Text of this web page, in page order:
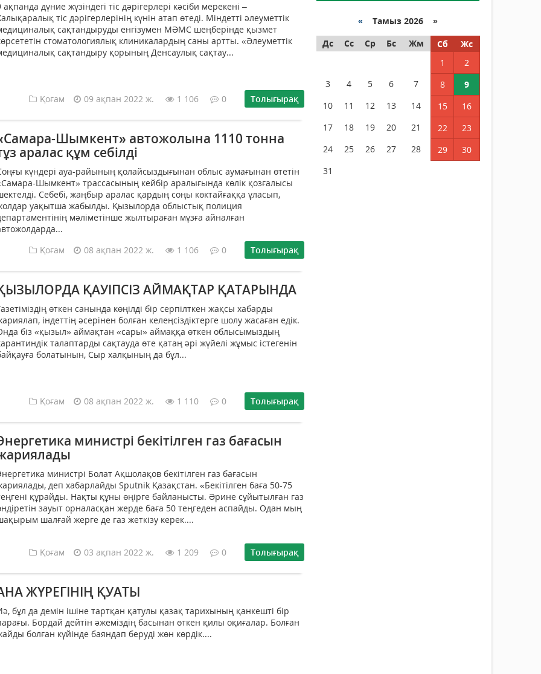
ақпанда дүние жүзіндегі тіс дәрігерлері кәсіби мерекені –
тіс дәрігерлерінің күнін атап өтеді. Міндетті әлеуметтік
сақтандыруды енгізумен МӘМС шеңберінде қызмет
стоматологиялық клиникалардың саны артты. «Әлеуметтік
сақтандыру қорының Денсаулық сақтау...
Қоғам 09 ақпан 2022 ж. 1 106 0 Толығырақ
Шымкент» автожолына 1110 тонна
аралас құм себілді
күндері ауа-райының қолайсыздығынан облыс аумағынан өтетін
Шымкент» трассасының кейбір аралығында көлік қозғалысы
Себебі, жаңбыр аралас қардың соңы көктайғаққа ұласып,
уақытша жабылды. Қызылорда облыстық полиция
мәліметінше жылтыраған мұзға айналған
Қоғам
08 ақпан 2022 ж. 1 106 0 Толығырақ
ҚАУІПСІЗ АЙМАҚТАР ҚАТАРЫНДА
өткен санында көңілді бір серпілткен жақсы хабарды
індеттің әсерінен болған келеңсіздіктерге шолу жасаған едік.
біз «қызыл» аймақтан «сары» аймаққа өткен облысымыздың
талаптарды сақтауда өте қатаң әрі жүйелі жұмыс істегенін
болатынын, Сыр халқының да бұл...
Қоғам 08 ақпан 2022 ж. 1 110 0 Толығырақ
министрі бекітілген газ бағасын
министрі Болат Ақшолақов бекітілген газ бағасын
деп хабарлайды Sputnik Қазақстан. «Бекітілген баға 50-75
құрайды. Нақты құны өңірге байланысты. Әрине сұйытылған газ
зауыт орналасқан жерде баға 50 теңгеден аспайды. Одан мың
шалғай жерге де газ жеткізу керек....
Қоғам 03 ақпан 2022 ж. 1 209 0 Толығырақ
ЖҮРЕГІНІҢ ҚУАТЫ
бұл да демін ішіне тартқан қатулы қазақ тарихының қанкешті бір
Бордай дейтін әжеміздің басынан өткен қилы оқиғалар. Болған
болған күйінде баяндап беруді жөн көрдік....
« Тамыз 2026 »
Дс
Сс Ср Бс Жм Сб
Жс
1
2
3
4 5 6 7 8
9
10
11 12 13 14 15
16
17
18 19 20 21 22
23
24
25 26 27 28 29
30
31